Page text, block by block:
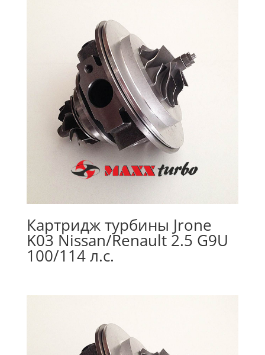
Картридж турбины Jrone
K03 Nissan/Renault 2.5 G9U
100/114 л.с.